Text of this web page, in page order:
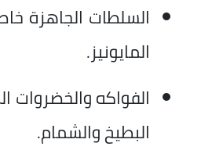
السلطات الجاهزة
المايونيز.
الفواكه
البطيخ والشمام.